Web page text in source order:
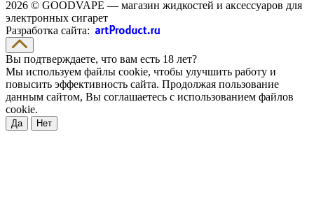
2026 © GOODVAPE — магазин жидкостей и аксессуаров для
электронных сигарет
Разработка сайта:
Вы подтверждаете, что вам есть 18 лет?
Мы используем файлы cookie, чтобы улучшить работу и
повысить эффективность сайта. Продолжая пользование
данным сайтом, Вы соглашаетесь с использованием файлов
cookie.
Да Нет